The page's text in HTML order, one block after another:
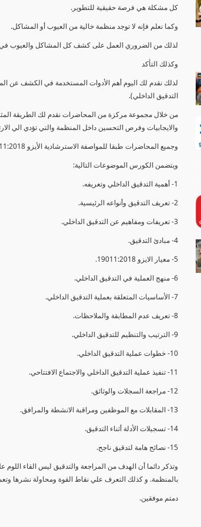
كل مشكلة هي فرصة حقيقية للتطوير.
وكما نعلم فإنه لا توجد منظمة خالية من العيوب أو المشاكل.
لذلك من الضروري العمل على كشف كل المشاكل والعيوب في
وكذلك التأكد
لذلك نقدم لك اليوم أهم الأدوات المستخدمة في الكشف عن
التدقيق الداخلي).
من خلال مجموعة مركزة من المحاضرات نقدم لك الطريقة
والايجابيات وفرص التحسين داخل المنظمة والتي تؤدي الي
وجميع المحاضرات طبقا للمواصفة الاسترشادية الأيزو 19011:2018.
ويتضمن الكورس الموضوعات التالية:
1- أهمية التدقيق الداخلي وتعريفه.
2- تعريف التدقيق وأنواعه الرئيسية.
3- تعريفات ومفاهيم عن التدقيق الداخلي.
4- مبادئ التدقيق.
5- معيار الايزو 19011:2018.
6- منهج العملية في التدقيق الداخلي.
7- الأساسيات المتعلقة بعملية التدقيق الداخلي.
8- تعريف عدم المطابقة والملاحظات.
9- الترتيب والتنظيم للتدقيق الداخلي.
10- خطوات عملية التدقيق الداخلي.
11- تنفيذ عملية التدقيق الداخلي والاجتماع الافتتاحي.
12- مراجعة السجلات والوثائق.
13- المقابلات مع الموظفين ومراقبة الانشطة والمرافق.
14- تسجيلات الأدلة أثناء التدقيق.
15- نصائح هامة لتدقيق ناجح.
وتذكر دائما أن الهدف من المراجعة والتدقيق ليس القاء
بالمنظمة. و كذلك التعرف علي نقاط القوة ومحاولة نشرها
دمتم موفقين.